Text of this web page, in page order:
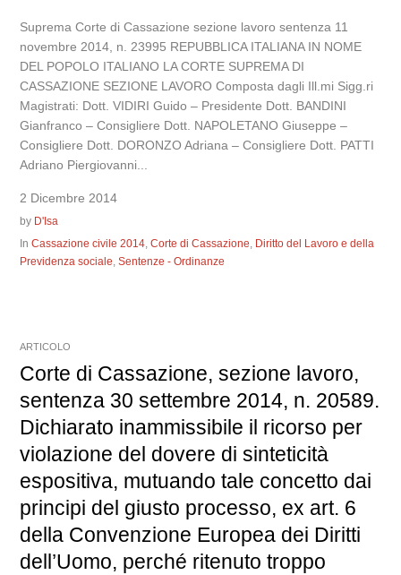
Suprema Corte di Cassazione sezione lavoro sentenza 11
novembre 2014, n. 23995 REPUBBLICA ITALIANA IN NOME
DEL POPOLO ITALIANO LA CORTE SUPREMA DI
CASSAZIONE SEZIONE LAVORO Composta dagli Ill.mi Sigg.ri
Magistrati: Dott. VIDIRI Guido – Presidente Dott. BANDINI
Gianfranco – Consigliere Dott. NAPOLETANO Giuseppe –
Consigliere Dott. DORONZO Adriana – Consigliere Dott. PATTI
Adriano Piergiovanni...
2 Dicembre 2014
by D'Isa
InCassazione civile 2014,Corte di Cassazione, Diritto del Lavoro e della
Previdenza sociale,Sentenze - Ordinanze
ARTICOLO
Corte di Cassazione, sezione lavoro,
sentenza 30 settembre 2014, n. 20589.
Dichiarato inammissibile il ricorso per
violazione del dovere di sinteticità
espositiva, mutuando tale concetto dai
principi del giusto processo, ex art. 6
della Convenzione Europea dei Diritti
dell’Uomo, perché ritenuto troppo